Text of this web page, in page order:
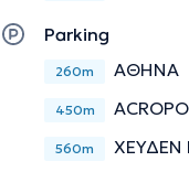
Parking
260m ΑΘΗΝΑ
450m
560m ΧΕΥΔΕΝ